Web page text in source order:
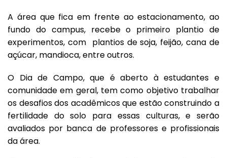
A área que fica em frente ao estacionamento, ao
fundo do campus, recebe o primeiro plantio de
experimentos, com plantios de soja, feijão, cana de
açúcar, mandioca, entre outros.
O Dia de Campo, que é aberto à estudantes e
comunidade em geral, tem como objetivo trabalhar
os desafios dos acadêmicos que estão construindo a
fertilidade do solo para essas culturas, e serão
avaliados por banca de professores e profissionais
da área.